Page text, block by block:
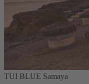
TUI BLUE Samaya